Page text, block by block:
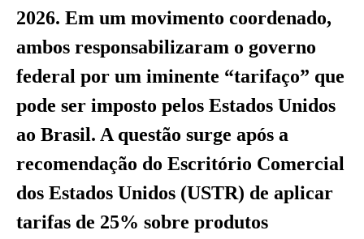
2026. Em um movimento coordenado,
ambos responsabilizaram o governo
federal por um iminente “tarifaço” que
pode ser imposto pelos Estados Unidos
ao Brasil. A questão surge após a
recomendação do Escritório Comercial
dos Estados Unidos (USTR) de aplicar
tarifas de 25% sobre produtos